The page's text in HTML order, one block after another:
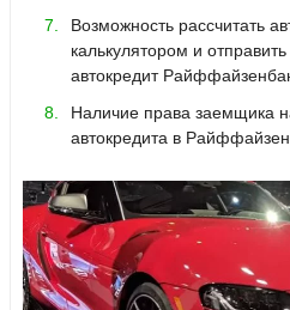
Возможность рассчитать
калькулятором и
автокредит
Наличие права заемщика
автокредита в